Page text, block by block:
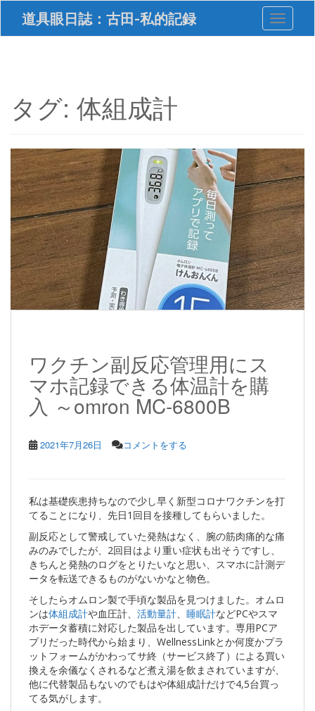
i
道具眼日誌：古田-私的記録 Toggle
タグ: 体組成計
ワクチン副反応管理用にス
マホ記録できる体温計を購
入 ～omron MC-6800B
2021年7月26日 コメントをする
私は基礎疾患持ちなので少し早く新型コロナワクチンを打
てることになり、先日1回目を接種してもらいました。
副反応として警戒していた発熱はなく、腕の筋肉痛的な痛
みのみでしたが、2回目はより重い症状も出そうですし、
きちんと発熱のログをとりたいなと思い、スマホに計測デ
ータを転送できるものがないかなと物色。
そしたらオムロン製で手頃な製品を見つけました。オムロ
ンは体組成計や血圧計、 活動量計 睡眠計などPCやスマ
ホデータ蓄積に対応した製品を出しています。専用PCア
プリだった時代から始まり、WellnessLinkとか何度かプラ
ットフォームがかわってサ終（サービス終了）による買い
換えを余儀なくされるなど煮え湯を飲まされていますが、
他に代替製品もないのでもはや体組成計だけで4,5台買っ
てる気がします。